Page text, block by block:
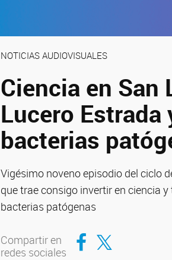
NOTICIAS AUDIOVISUALES
Ciencia en
Lucero
bacterias
Vigésimo noveno episodio del ciclo
que trae consigo invertir en ciencia
bacterias patógenas
Compartir en
redes sociales
Compartir en Facebook
Compartir en Twitter